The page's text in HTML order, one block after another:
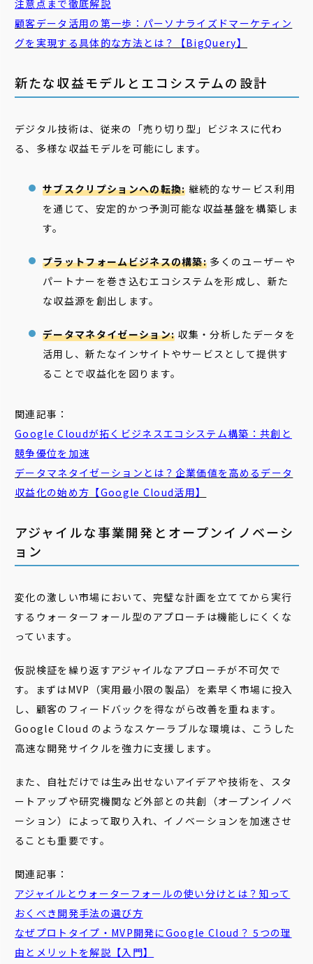
注意点まで徹底解説
顧客データ活用の第一歩：パーソナライズドマーケティン
グを実現する具体的な方法とは？【BigQuery】
新たな収益モデルとエコシステムの設計
デジタル技術は、従来の「売り切り型」ビジネスに代わ
る、多様な収益モデルを可能にします。
サブスクリプションへの転換: 継続的なサービス利用
を通じて、安定的かつ予測可能な収益基盤を構築しま
す。
プラットフォームビジネスの構築: 多くのユーザーや
パートナーを巻き込むエコシステムを形成し、新た
な収益源を創出します。
データマネタイゼーション: 収集・分析したデータを
活用し、新たなインサイトやサービスとして提供す
ることで収益化を図ります。
関連記事：
Google Cloudが拓くビジネスエコシステム構築：共創と
競争優位を加速
データマネタイゼーションとは？企業価値を高めるデータ
収益化の始め方【Google Cloud活用】
アジャイルな事業開発とオープンイノベーシ
ョン
変化の激しい市場において、完璧な計画を立ててから実行
するウォーターフォール型のアプローチは機能しにくくな
っています。
仮説検証を繰り返すアジャイルなアプローチが不可欠で
す。まずはMVP（実用最小限の製品）を素早く市場に投入
し、顧客のフィードバックを得ながら改善を重ねます。
Google Cloud のようなスケーラブルな環境は、こうした
高速な開発サイクルを強力に支援します。
また、自社だけでは生み出せないアイデアや技術を、スタ
ートアップや研究機関など外部との共創（オープンイノベ
ーション）によって取り入れ、イノベーションを加速させ
ることも重要です。
関連記事：
アジャイルと ウォーターフォールの使い分けとは？知って
おくべき開発手法の選び方
なぜプロトタイプ・MVP開発にGoogle Cloud？ 5つの理
由とメリットを解説【入門】